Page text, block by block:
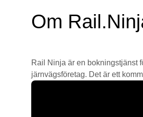
Om
Rail Ninja är en bokningstjänst
järnvägsföretag. Det är ett